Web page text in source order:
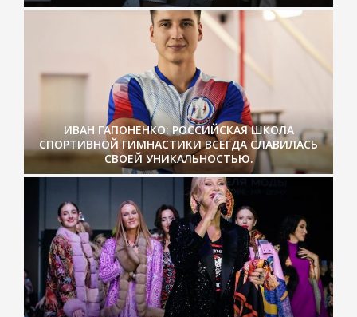
ИВАН ГАПОНЕНКО: РОССИЙСКАЯ ШКОЛА
СПОРТИВНОЙ ГИМНАСТИКИ ВСЕГДА СЛАВИЛАСЬ
СВОЕЙ УНИКАЛЬНОСТЬЮ.